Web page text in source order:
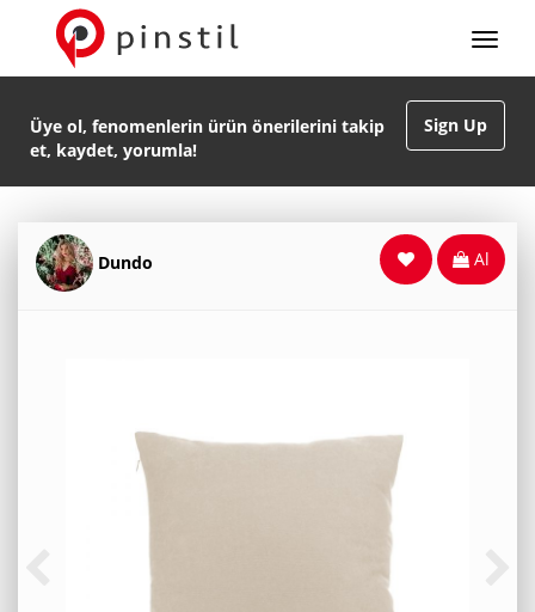
Sign Up
Üye ol, fenomenlerin ürün önerilerini takip
et, kaydet, yorumla!
Dundo Al